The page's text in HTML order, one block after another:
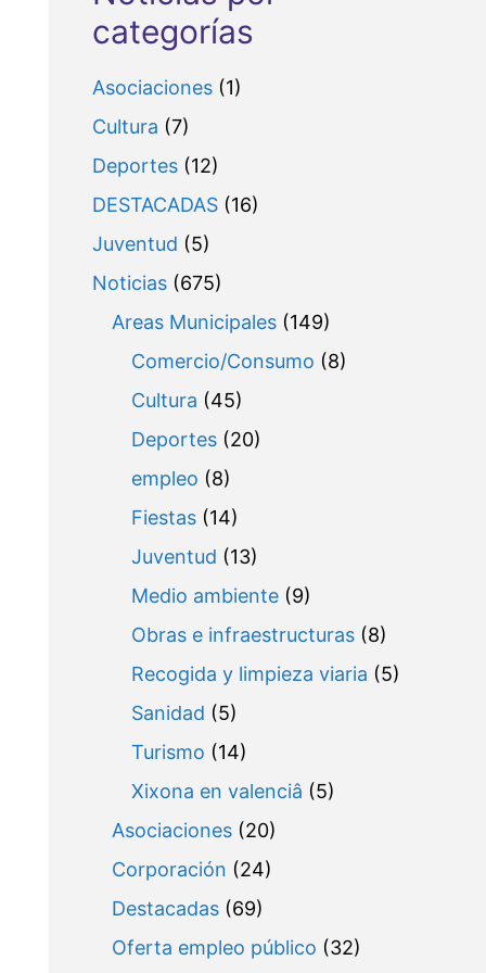
categorías
Asociaciones(1)
Cultura (7)
Deportes(12)
DESTACADAS(16)
Juventud (5)
Noticias(675)
Areas Municipales(149)
Comercio/Consumo (8)
Cultura (45)
Deportes(20)
empleo (8)
Fiestas(14)
Juventud (13)
Medio ambiente(9)
Obras e infraestructuras(8)
Recogida y limpieza viaria (5)
Sanidad (5)
Turismo (14)
Xixona en valenciâ (5)
Asociaciones(20)
Corporación (24)
Destacadas(69)
Oferta empleo público (32)